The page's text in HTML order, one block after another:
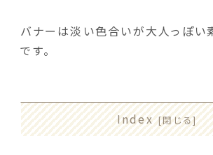
バナーは淡い色合いが大人っぽい
です。
Index